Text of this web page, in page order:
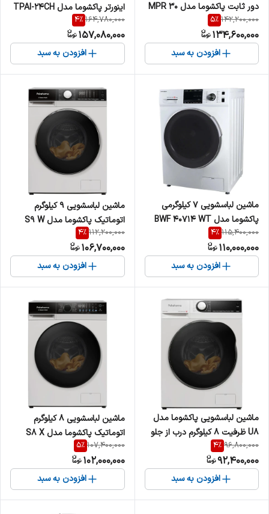
دور ثابت پاکشوما مدل MPR 30
CH
142,200,000
5%
134,600,000
افزودن به سبد
اینورتر پاکشوما مدل TPAI-24CH
164,780,000
4%
157,080,000
افزودن به سبد
ماشین لباسشویی 7 کیلوگرمی
پاکشوما مدل BWF 40714 WT
115,400,000
4%
110,000,000
افزودن به سبد
ماشین لباسشویی 9 کیلوگرم
اتوماتیک پاکشوما مدل S9 W
112,200,000
4%
106,700,000
افزودن به سبد
ماشین لباسشویی پاکشوما مدل
U8 ظرفیت ۸ کیلوگرم درب از جلو
با موتور BLDC و ۱۶ برنامه
96,800,000
4%
92,400,000
افزودن به سبد
ماشین لباسشویی 8 کیلوگرم
اتوماتیک پاکشوما مدل S8 X
107,400,000
5%
102,000,000
افزودن به سبد